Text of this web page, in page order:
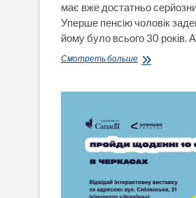
має вже достатньо
Уперше пенсію чоловік
йому було всього 30 років.
Смотреть большеПенсіонери
прокурорів
із
Черкас
«випадкову»